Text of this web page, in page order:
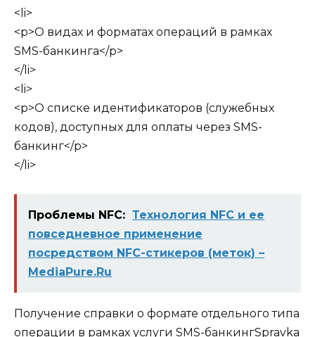
<li>
<p>О видах и форматах операций в рамках
SMS-банкинга</p>
</li>
<li>
<p>О списке идентификаторов (служебных
кодов), доступных для оплаты через SMS-
банкинг</p>
</li>
Проблемы NFC: Технология NFC и ее
повседневное применение
посредством NFC-стикеров (меток) –
MediaPure.Ru
Получение справки о формате отдельного типа
операции в рамках услуги SMS-банкингSpravka